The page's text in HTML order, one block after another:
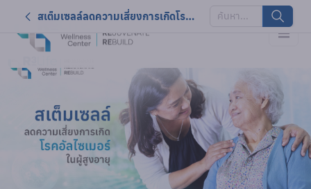
สเต็มเซลล์ลดความเสี่ยงการเกิดโรคอัลไซเมอร์ในผู้สูงอายุ